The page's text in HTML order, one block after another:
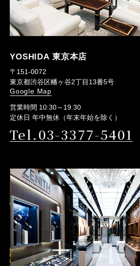
YOSHIDA 東京本店
〒151-0072
東京都渋谷区幡ヶ谷2丁目13番5号
Google Map
営業時間 10:30～19:30
定休日 年中無休（年末年始を除く）
Tel.03-3377-5401